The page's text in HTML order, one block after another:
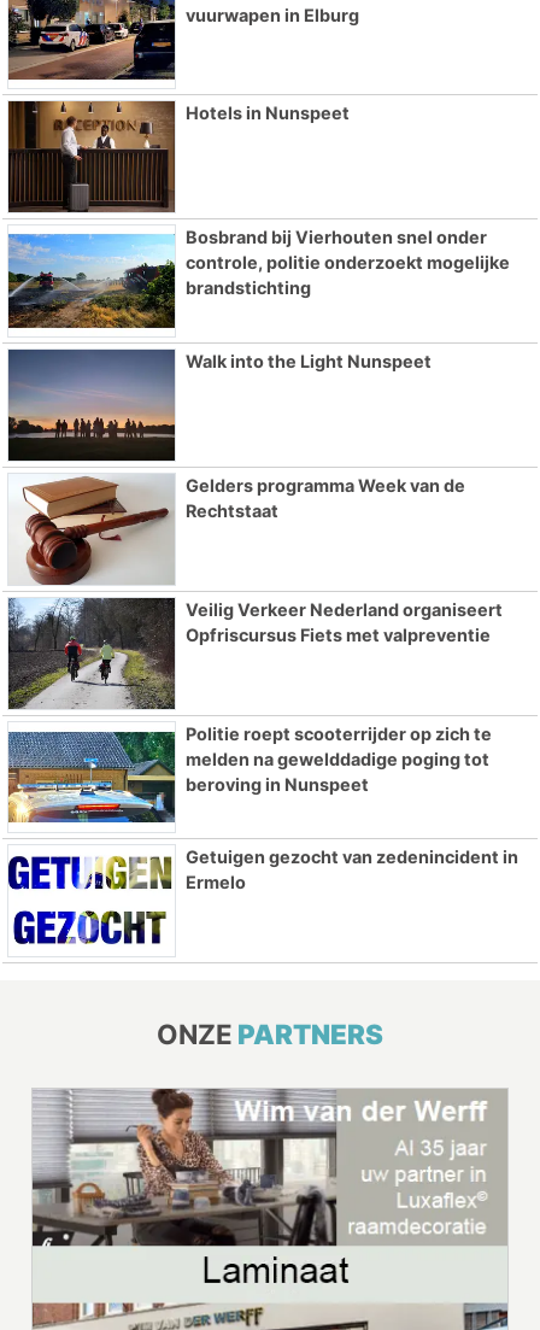
vuurwapen in Elburg
Hotels in Nunspeet
Bosbrand bij Vierhouten snel onder
controle, politie onderzoekt mogelijke
brandstichting
Walk into the Light Nunspeet
Gelders programma Week van de
Rechtstaat
Veilig Verkeer Nederland organiseert
Opfriscursus Fiets met valpreventie
Politie roept scooterrijder op zich te
melden na gewelddadige poging tot
beroving in Nunspeet
Getuigen gezocht van zedenincident in
Ermelo
ONZE PARTNERS